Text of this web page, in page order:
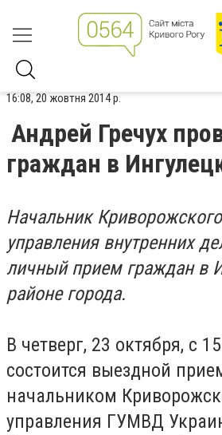
16:08, 20 жовтня 2014 р.
Андрей Гречух
граждан в
Начальник
управления внутренних
личный прием граждан в
районе города.
В четверг, 23 октября, с
состоится выездной
начальником
управления ГУМВД